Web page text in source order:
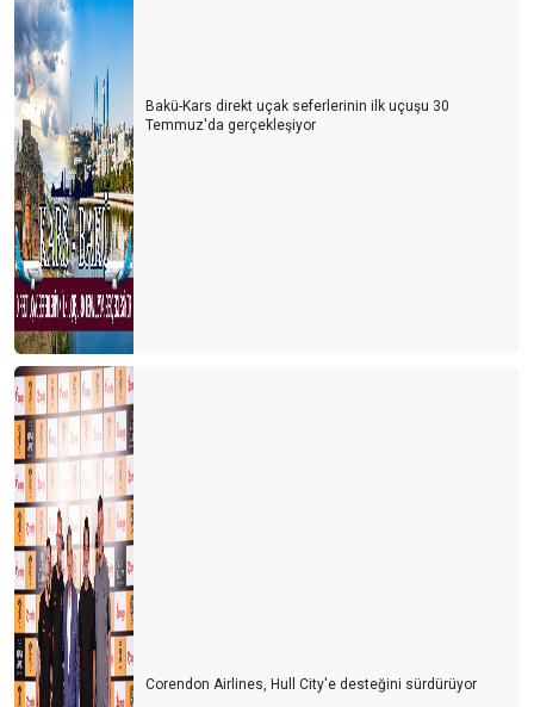
DEĞİŞİMİN AYAK SESLERİ
KATILIM BANKALARININ ROLÜ
TURİZMDE GONG SESİ
Turizmci Yılı Kredi Borçları Ve Faiz Ödeyerek Geçirecek
Bakü-Kars direkt uçak seferlerinin ilk uçuşu 30
Temmuz'da gerçekleşiyor
Corendon Airlines, Hull City'e desteğini sürdürüyor